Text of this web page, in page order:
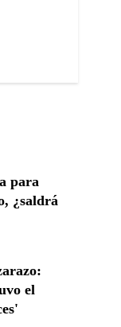
para
¿saldrá
el